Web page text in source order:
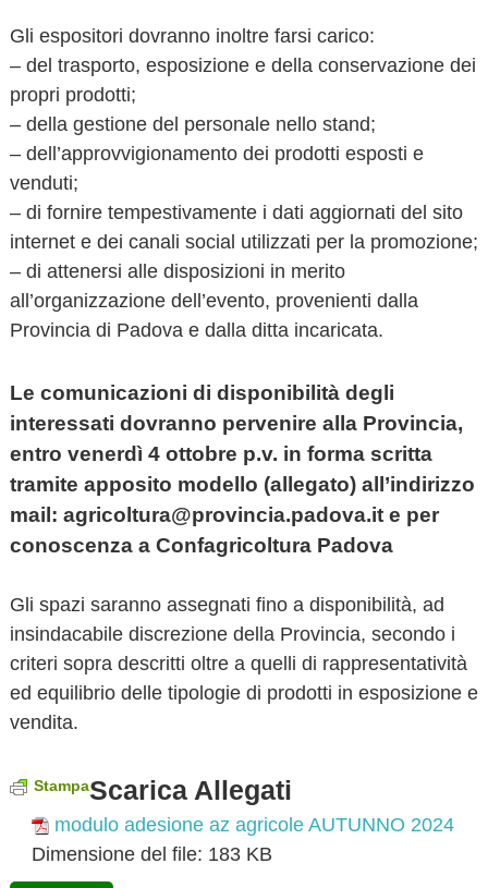
Gli espositori dovranno inoltre farsi carico:
– del trasporto, esposizione e della conservazione dei
propri prodotti;
– della gestione del personale nello stand;
– dell’approvvigionamento dei prodotti esposti e
venduti;
– di fornire tempestivamente i dati aggiornati del sito
internet e dei canali social utilizzati per la promozione;
– di attenersi alle disposizioni in merito
all’organizzazione dell’evento, provenienti dalla
Provincia di Padova e dalla ditta incaricata.
Le comunicazioni di disponibilità degli
interessati dovranno pervenire alla Provincia,
entro venerdì 4 ottobre p.v. in forma scritta
tramite apposito modello (allegato) all’indirizzo
mail: agricoltura@provincia.padova.it e per
conoscenza a Confagricoltura Padova
Gli spazi saranno assegnati fino a disponibilità, ad
insindacabile discrezione della Provincia, secondo i
criteri sopra descritti oltre a quelli di rappresentatività
ed equilibrio delle tipologie di prodotti in esposizione e
vendita.
StampaScarica Allegati
modulo adesione az agricole AUTUNNO 2024
Dimensione del file: 183 KB